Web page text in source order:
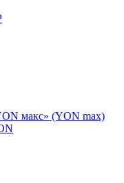
макс» (YON max)